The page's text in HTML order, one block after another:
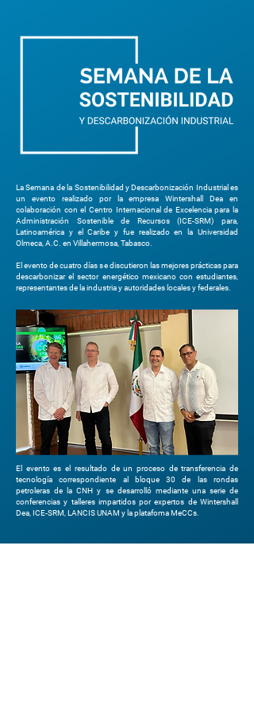
La Semana de la Sostenibilidad y Descarbonización Industrial es
un evento realizado por la empresa Wintershall Dea en
colaboración con el Centro Internacional de Excelencia para la
Administración Sostenible de Recursos (ICE-SRM) para,
Latinoamérica y el Caribe y fue realizado en la Universidad
Olmeca, A.C. en Villahermosa, Tabasco.
El evento de cuatro días se discutieron las mejores prácticas para
descarbonizar el sector energético mexicano con estudiantes,
representantes de la industria y autoridades locales y federales.
El evento es el resultado de un proceso de transferencia de
tecnología correspondiente al bloque 30 de las rondas
petroleras de la CNH y se desarrolló mediante una serie de
conferencias y talleres impartidos por expertos de Wintershall
Dea, ICE-SRM, LANCIS UNAM y la platafoma MeCCs.